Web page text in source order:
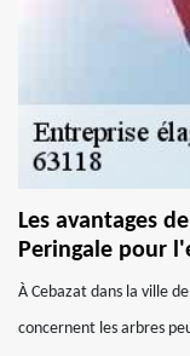
Les avantages
Peringale pour
À Cebazat dans la ville
concernent les arbres